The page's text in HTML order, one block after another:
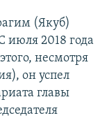
(Якуб)
июля 2018 года
несмотря
он успел
главы